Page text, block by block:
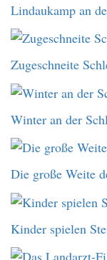
Lindaukamp an
Zugeschneite
Winter an der
Die große Weite
Kinder spielen